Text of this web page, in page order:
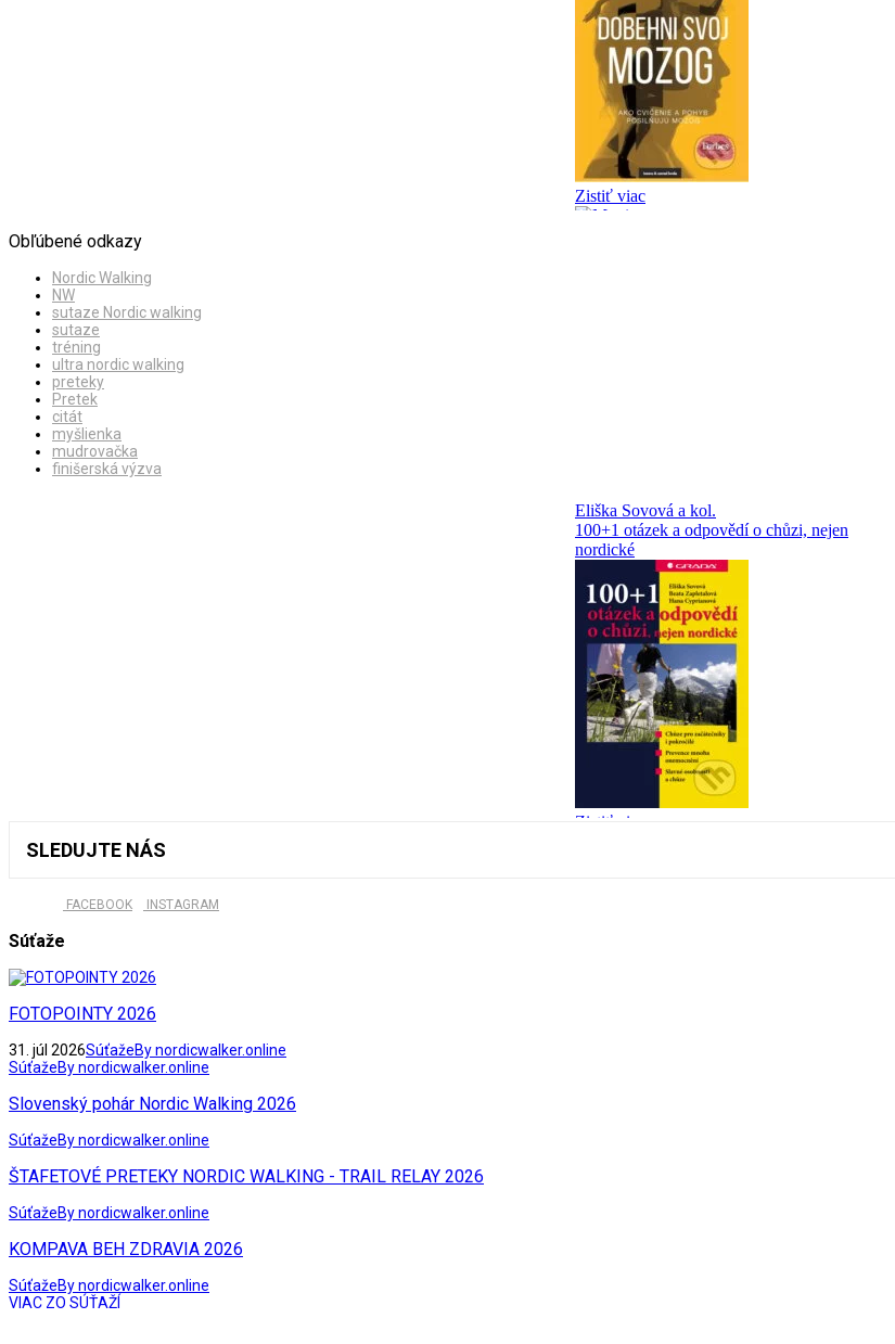
Obľúbené odkazy
Nordic Walking
NW
sutaze Nordic walking
sutaze
tréning
ultra nordic walking
preteky
Pretek
citát
myšlienka
mudrovačka
finišerská výzva
SLEDUJTE NÁS
FACEBOOK INSTAGRAM
Súťaže
FOTOPOINTY 2026
31. júl 2026SúťažeBy nordicwalker.online
SúťažeBy nordicwalker.online
Slovenský pohár Nordic Walking 2026
SúťažeBy nordicwalker.online
ŠTAFETOVÉ PRETEKY NORDIC WALKING - TRAIL RELAY 2026
SúťažeBy nordicwalker.online
KOMPAVA BEH ZDRAVIA 2026
SúťažeBy nordicwalker.online
VIAC ZO SÚŤAŽÍ